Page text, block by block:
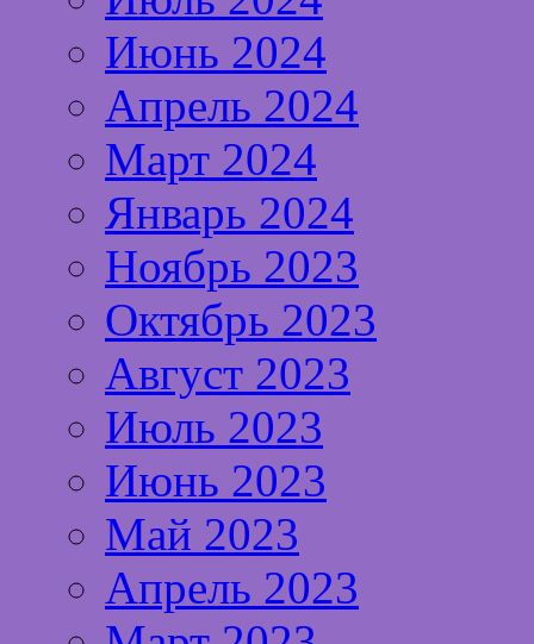
Июнь 2024
Апрель 2024
Март 2024
Январь 2024
Ноябрь 2023
Октябрь 2023
Август 2023
Июль 2023
Июнь 2023
Май 2023
Апрель 2023